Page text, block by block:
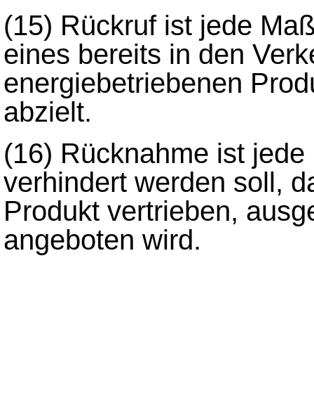
(15) Rückruf ist jede
eines bereits in den
energiebetriebenen
abzielt.
(16) Rücknahme ist
verhindert werden soll,
Produkt vertrieben,
angeboten wird.